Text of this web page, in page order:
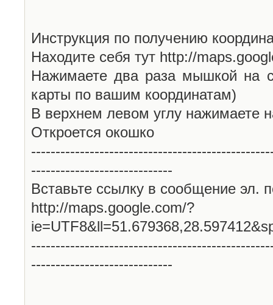
Инструкция по получению
Находите себя тут http://
Нажимаете два раза мышкой на
карты по вашим координатам)
В верхнем левом углу нажимаете
Откроется окошко
-----------------------------
Вставьте ссылку в сообщение эл.
http://maps.google.com/?
-----------------------------